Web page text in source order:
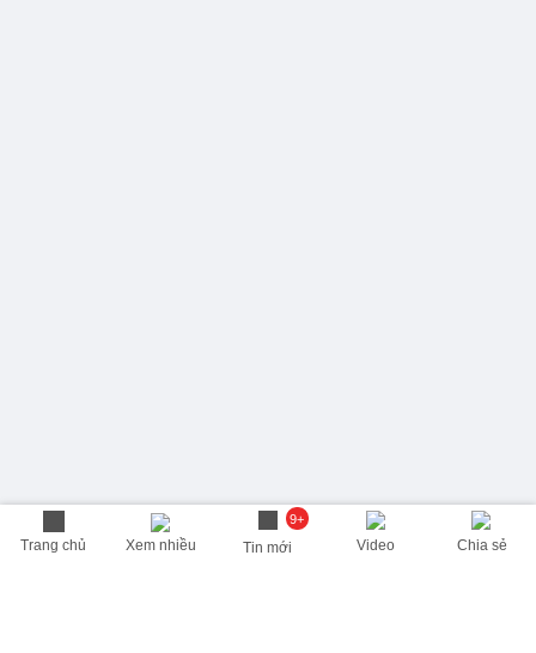
Trang chủ Xem nhiều
9+
Tin mới Video Chia sẻ